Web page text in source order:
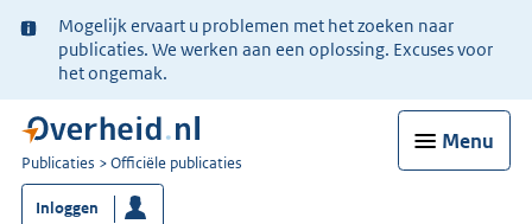
Ter
informatie:
Mogelijk ervaart u problemen met het zoeken naar
publicaties. We werken aan een oplossing. Excuses voor
het ongemak.
Menu
U
bent
nu
Publicaties Officiële publicaties
Inloggen